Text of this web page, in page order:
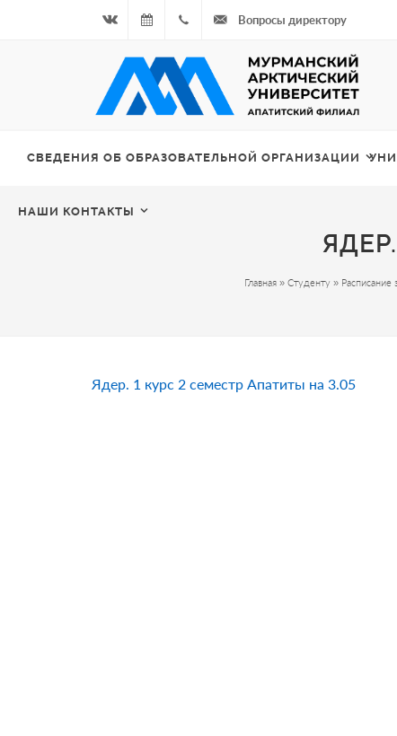
Вконтакте07.08.2026
- Чётная
+7
964
Вопросы директору
СВЕДЕНИЯ ОБ ОБРАЗОВАТЕЛЬНОЙ ОРГАНИЗАЦИИ
НАШИ КОНТАКТЫ
Главная» Студенту » Расписание
Ядер. 1 курс 2 семестр Апатиты на 3.05